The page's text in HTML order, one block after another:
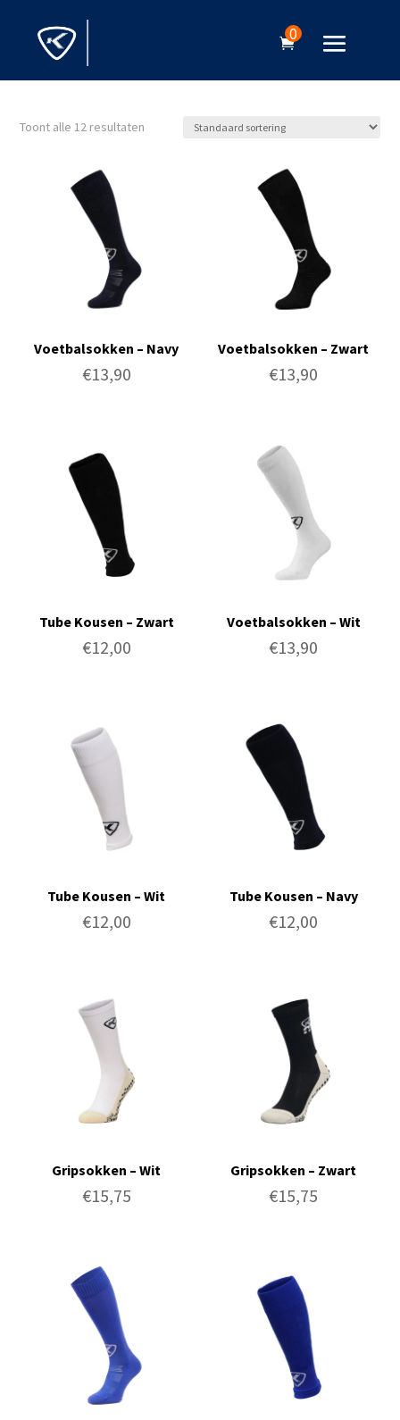
0
Toont alle 12 resultaten
Voetbalsokken – Navy
€13,90
Voetbalsokken – Zwart
€13,90
Tube Kousen – Zwart
€12,00
Voetbalsokken – Wit
€13,90
Tube Kousen – Wit
€12,00
Tube Kousen – Navy
€12,00
Gripsokken – Wit
€15,75
Gripsokken – Zwart
€15,75